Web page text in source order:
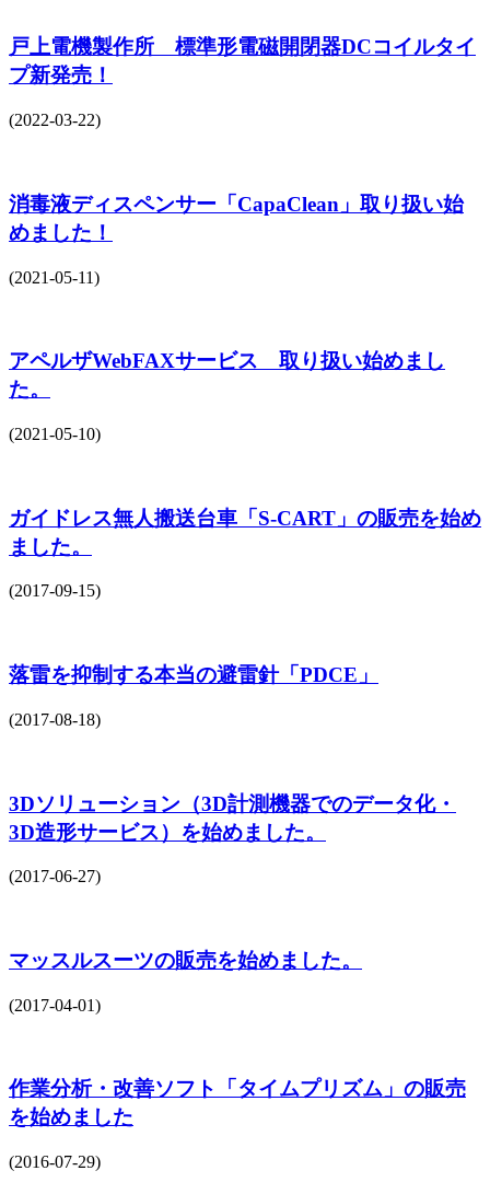
戸上電機製作所 標準形電磁開閉器DCコイルタイ
プ新発売！
(2022-03-22)
消毒液ディスペンサー「CapaClean」取り扱い始
めました！
(2021-05-11)
アペルザWebFAXサービス 取り扱い始めまし
た。
(2021-05-10)
ガイドレス無人搬送台車「S-CART」の販売を始め
ました。
(2017-09-15)
落雷を抑制する本当の避雷針「PDCE」
(2017-08-18)
3Dソリューション（3D計測機器でのデータ化・
3D造形サービス）を始めました。
(2017-06-27)
マッスルスーツの販売を始めました。
(2017-04-01)
作業分析・改善ソフト「タイムプリズム」の販売
を始めました
(2016-07-29)